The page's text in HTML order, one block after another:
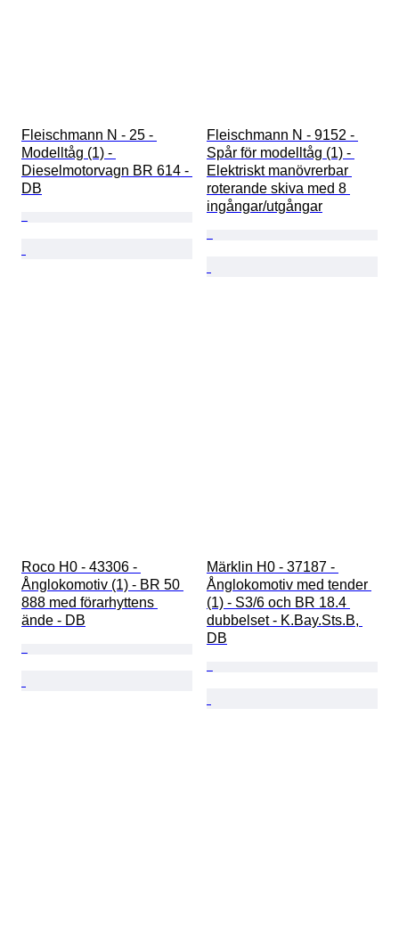
Fleischmann N - 25 -
Modelltåg (1) -
Dieselmotorvagn BR 614 -
DB
Fleischmann N - 9152 -
Spår för modelltåg (1) -
Elektriskt manövrerbar
roterande skiva med 8
ingångar/utgångar
Roco H0 - 43306 -
Ånglokomotiv (1) - BR 50
888 med förarhyttens
ände - DB
Märklin H0 - 37187 -
Ånglokomotiv med tender
(1) - S3/6 och BR 18.4
dubbelset - K.Bay.Sts.B,
DB